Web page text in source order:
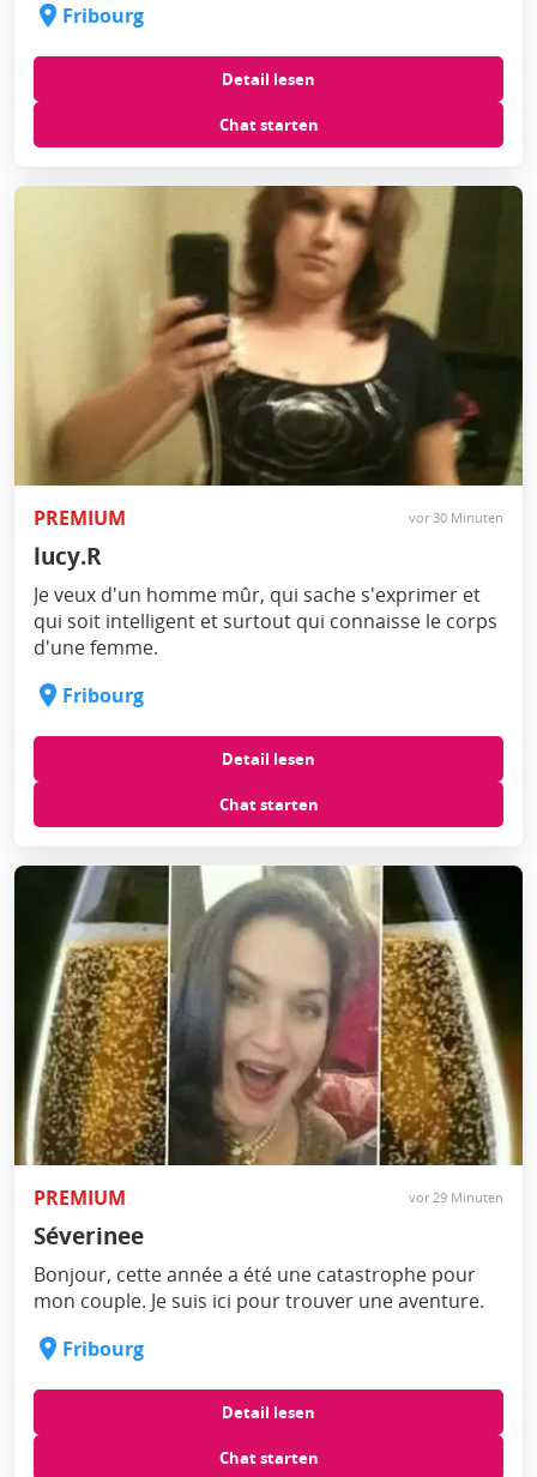
Fribourg
Detail lesen
Chat starten
PREMIUM vor 30 Minuten
lucy.R
Je veux d'un homme mûr, qui sache s'exprimer et
qui soit intelligent et surtout qui connaisse le corps
d'une femme.
Fribourg
Detail lesen
Chat starten
PREMIUM vor 29 Minuten
Séverinee
Bonjour, cette année a été une catastrophe pour
mon couple. Je suis ici pour trouver une aventure.
Fribourg
Detail lesen
Chat starten